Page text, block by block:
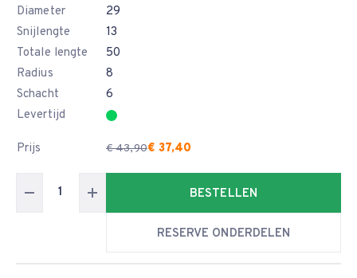
Diameter
29
Snijlengte
13
Totale lengte
50
Radius
8
Schacht
6
Levertijd
Prijs € 43,90€ 37,40
BESTELLEN
RESERVE ONDERDELEN